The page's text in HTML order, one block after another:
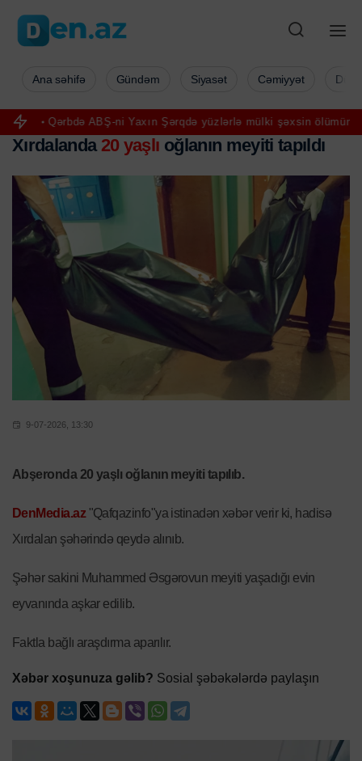
Qərbdə ABŞ-ni Yaxın Şərqdə yüzlərlə mülki şəxsin ölümünə görə
Ana səhifə Gündəm Siyasət Cəmiyyət
Xırdalanda 20 yaşlı oğlanın meyiti tapıldı
9-07-2026, 13:30
Abşeronda 20 yaşlı oğlanın meyiti tapılıb.
DenMedia.az "Qafqazinfo"ya istinadən xəbər verir ki, hadisə
Xırdalan şəhərində qeydə alınıb.
Şəhər sakini Muhammed Əsgərovun meyiti yaşadığı evin
eyvanında aşkar edilib.
Faktla bağlı araşdırma aparılır.
Xəbər xoşunuza gəlib? Sosial şəbəkələrdə paylaşın